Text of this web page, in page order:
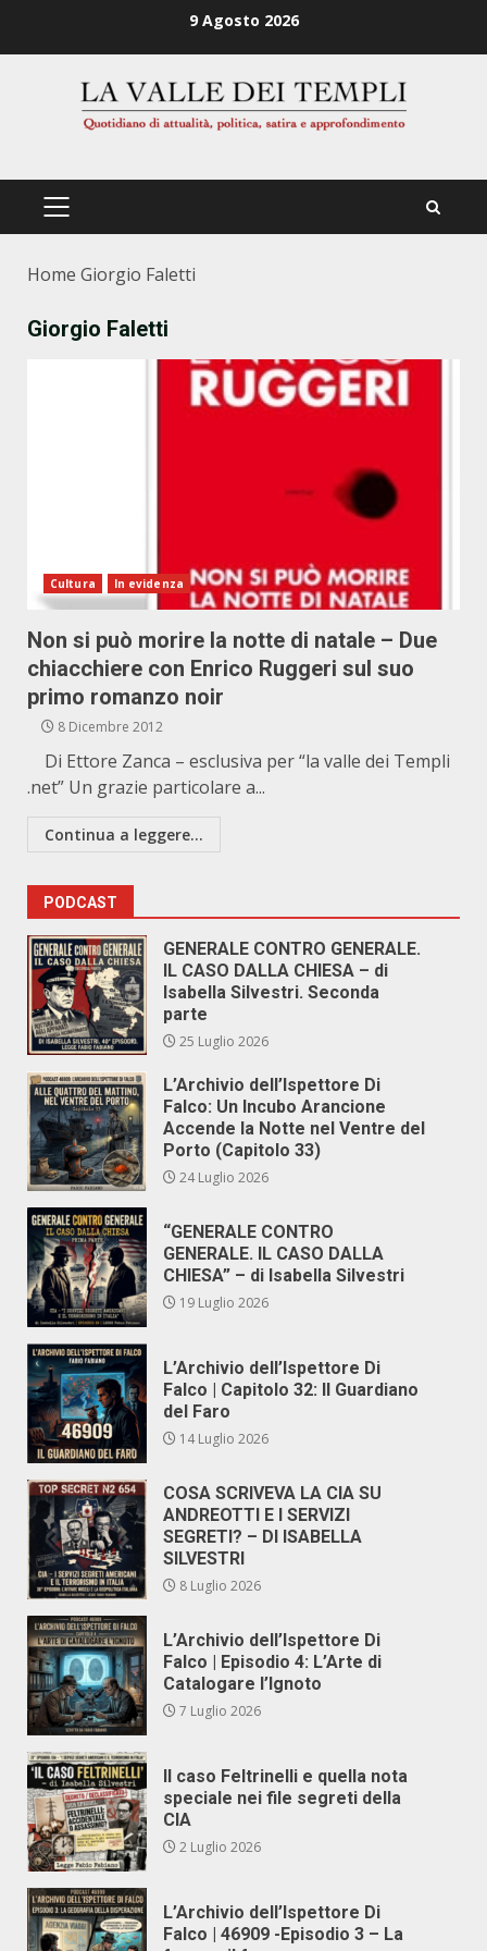
9 Agosto 2026
PRIMÄRES
Home Giorgio Faletti
Giorgio Faletti
Cultura In evidenza
Non si può morire la notte di natale – Due
chiacchiere con Enrico Ruggeri sul suo
primo romanzo noir
8 Dicembre 2012
Di Ettore Zanca – esclusiva per “la valle dei Templi
.net” Un grazie particolare a...
Continua a leggere...
PODCAST
GENERALE CONTRO GENERALE.
IL CASO DALLA CHIESA – di
Isabella Silvestri. Seconda
parte
25 Luglio 2026
L’Archivio dell’Ispettore Di
Falco: Un Incubo Arancione
Accende la Notte nel Ventre del
Porto (Capitolo 33)
24 Luglio 2026
“GENERALE CONTRO
GENERALE. IL CASO DALLA
CHIESA” – di Isabella Silvestri
19 Luglio 2026
L’Archivio dell’Ispettore Di
Falco | Capitolo 32: Il Guardiano
del Faro
14 Luglio 2026
COSA SCRIVEVA LA CIA SU
ANDREOTTI E I SERVIZI
SEGRETI? – DI ISABELLA
SILVESTRI
8 Luglio 2026
L’Archivio dell’Ispettore Di
Falco | Episodio 4: L’Arte di
Catalogare l’Ignoto
7 Luglio 2026
Il caso Feltrinelli e quella nota
speciale nei file segreti della
CIA
2 Luglio 2026
L’Archivio dell’Ispettore Di
Falco | 46909 -Episodio 3 – La